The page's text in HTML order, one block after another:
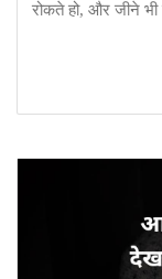
रोकते हो, और जीने भी